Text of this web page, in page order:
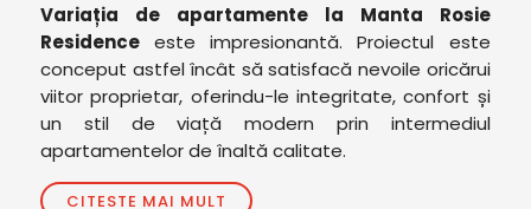
Variația de apartamente la Manta Rosie
Residence este impresionantă. Proiectul este
conceput astfel încât să satisfacă nevoile oricărui
viitor proprietar, oferindu-le integritate, confort și
un stil de viață modern prin intermediul
apartamentelor de înaltă calitate.
CITESTE MAI MULT